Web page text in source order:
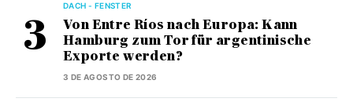
DACH - FENSTER
Von Entre Ríos nach Europa: Kann
Hamburg zum Tor für argentinische
Exporte werden?
3 DE AGOSTO DE 2026